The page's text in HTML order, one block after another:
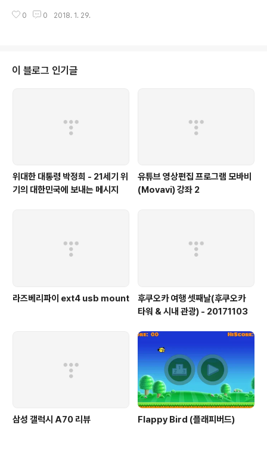
0 0 2018. 1. 29.
이 블로그 인기글
위대한 대통령 박정희 - 21세기 위
기의 대한민국에 보내는 메시지
유튜브 영상편집 프로그램 모바비
(Movavi) 강좌 2
라즈베리파이 ext4 usb mount
후쿠오카 여행 셋째날(후쿠오카
타워 & 시내 관광) - 20171103
삼성 갤럭시 A70 리뷰 Flappy Bird (플래피버드)